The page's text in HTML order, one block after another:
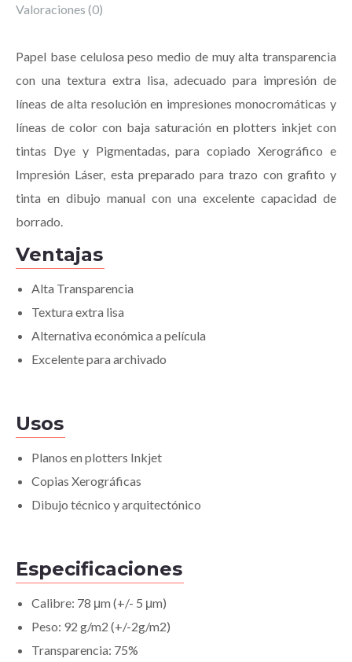
Valoraciones (0)
Papel base celulosa peso medio de muy alta transparencia
con una textura extra lisa, adecuado para impresión de
líneas de alta resolución en impresiones monocromáticas y
líneas de color con baja saturación en plotters inkjet con
tintas Dye y Pigmentadas, para copiado Xerográfico e
Impresión Láser, esta preparado para trazo con grafito y
tinta en dibujo manual con una excelente capacidad de
borrado.
Ventajas
Alta Transparencia
Textura extra lisa
Alternativa económica a película
Excelente para archivado
Usos
Planos en plotters Inkjet
Copias Xerográficas
Dibujo técnico y arquitectónico
Especificaciones
Calibre: 78 μm (+/- 5 μm)
Peso: 92 g/m2 (+/-2g/m2)
Transparencia: 75%